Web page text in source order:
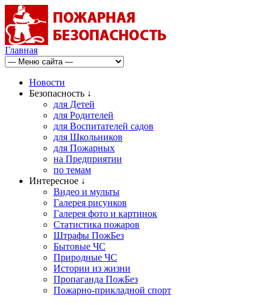
Главная
Новости
Безопасность ↓
для Детей
для Родителей
для Воспитателей садов
для Школьников
для Пожарных
на Предприятии
по темам
Интересное ↓
Видео и мульты
Галерея рисунков
Галерея фото и картинок
Статистика пожаров
Штрафы ПожБез
Бытовые ЧС
Природные ЧС
Истории из жизни
Пропаганда ПожБез
Пожарно-прикладной спорт